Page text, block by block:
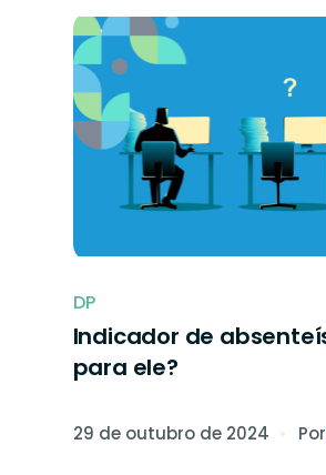
exame
DP
Indicador de
para ele?
29 de outubro de 2024 Por